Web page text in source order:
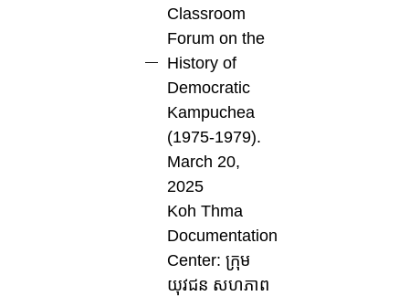
Classroom
Forum on the
History of
Democratic
Kampuchea
(1975-1979).
March 20,
2025
Koh Thma
Documentation
Center: ក្រុម
យុវជន សហភាព